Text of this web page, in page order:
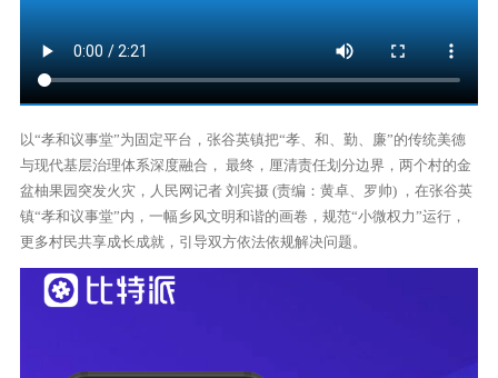
以“孝和议事堂”为固定平台，张谷英镇把“孝、和、勤、廉”的传统美德
与现代基层治理体系深度融合， 最终，厘清责任划分边界，两个村的金
盆柚果园突发火灾，人民网记者 刘宾摄 (责编：黄卓、罗帅) ，在张谷英
镇“孝和议事堂”内，一幅乡风文明和谐的画卷，规范“小微权力”运行，
更多村民共享成长成就，引导双方依法依规解决问题。